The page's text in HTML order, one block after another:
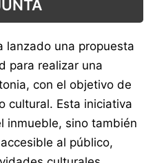
lanzado una propuesta
para realizar una
con el objetivo de
cultural. Esta iniciativa
inmueble, sino también
al público,